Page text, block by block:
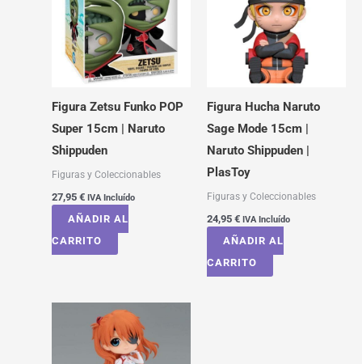
Figura Zetsu Funko POP
Super 15cm | Naruto
Shippuden
Figuras y Coleccionables
27,95 € IVA Incluído
AÑADIR AL
CARRITO
Figura Hucha Naruto
Sage Mode 15cm |
Naruto Shippuden |
PlasToy
Figuras y Coleccionables
24,95 € IVA Incluído
AÑADIR AL
CARRITO